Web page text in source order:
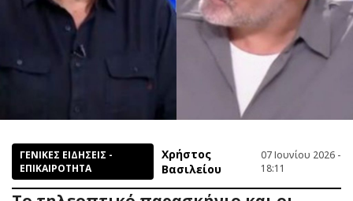
ΓΕΝΙΚΕΣ ΕΙΔΗΣΕΙΣ -
ΕΠΙΚΑΙΡΟΤΗΤΑ
Χρήστος
Βασιλείου
07 Ιουνίου 2026 -
18:11